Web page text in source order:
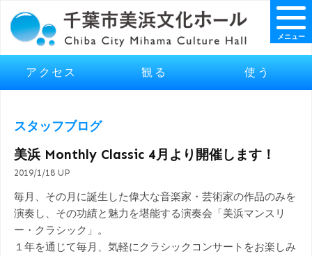
アクセス 観る 使う
メニュー
スタッフブログ
美浜 Monthly Classic 4月より開催します！
2019/1/18 UP
毎月、その月に誕生した偉大な音楽家・芸術家の作品のみを
演奏し、その功績と魅力を堪能する演奏会「美浜マンスリ
ー・クラシック」。
１年を通じて毎月、気軽にクラシックコンサートをお楽しみ